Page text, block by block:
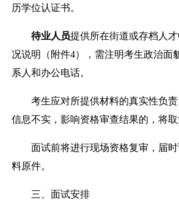
历学位认证书。
待业人员提供所在街道或存档人
况说明（附件4），需注明考生政治面
系人和办公电话。
考生应对所提供材料的真实性负
信息不实，影响资格审查结果的，将取
面试前将进行现场资格复审，届
料原件。
三、面试安排